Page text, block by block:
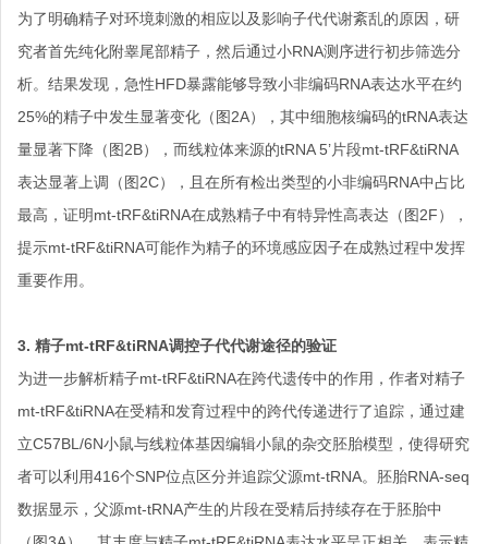
为了明确精子对环境刺激的相应以及影响子代代谢紊乱的原因，研
究者首先纯化附睾尾部精子，然后通过小RNA测序进行初步筛选分
析。结果发现，急性HFD暴露能够导致小非编码RNA表达水平在约
25%的精子中发生显著变化（图2A），其中细胞核编码的tRNA表达
量显著下降（图2B），而线粒体来源的tRNA 5’片段mt-tRF&tiRNA
表达显著上调（图2C），且在所有检出类型的小非编码RNA中占比
最高，证明mt-tRF&tiRNA在成熟精子中有特异性高表达（图2F），
提示mt-tRF&tiRNA可能作为精子的环境感应因子在成熟过程中发挥
重要作用。
3. 精子mt-tRF&tiRNA调控子代代谢途径的验证
为进一步解析精子mt-tRF&tiRNA在跨代遗传中的作用，作者对精子
mt-tRF&tiRNA在受精和发育过程中的跨代传递进行了追踪，通过建
立C57BL/6N小鼠与线粒体基因编辑小鼠的杂交胚胎模型，使得研究
者可以利用416个SNP位点区分并追踪父源mt-tRNA。胚胎RNA-seq
数据显示，父源mt-tRNA产生的片段在受精后持续存在于胚胎中